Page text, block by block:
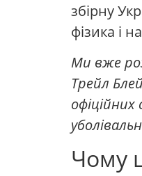
збірну
фізика і
Ми вже
Трейл
Чому